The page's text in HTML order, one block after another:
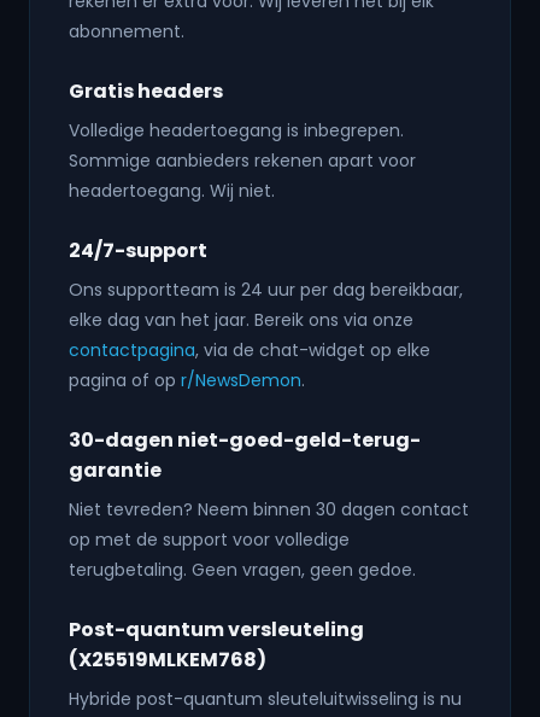
abonnement.
Gratis headers
Volledige headertoegang is inbegrepen.
Sommige aanbieders rekenen apart voor
headertoegang. Wij niet.
24/7-support
Ons supportteam is 24 uur per dag bereikbaar,
elke dag van het jaar. Bereik ons via onze
contactpagina, via de chat-widget op elke
pagina of op r/NewsDemon.
30-dagen niet-goed-geld-terug-
garantie
Niet tevreden? Neem binnen 30 dagen contact
op met de support voor volledige
terugbetaling. Geen vragen, geen gedoe.
Post-quantum versleuteling
(X25519MLKEM768)
Hybride post-quantum sleuteluitwisseling is nu